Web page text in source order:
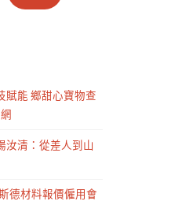
賦能 鄉甜心寶物查
汝清：從差人到山
德材料報價僱用會